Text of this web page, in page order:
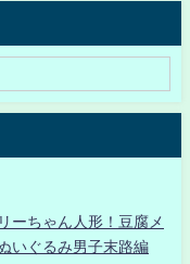
ーちゃん人形！豆腐メ
いぐるみ男子末路編